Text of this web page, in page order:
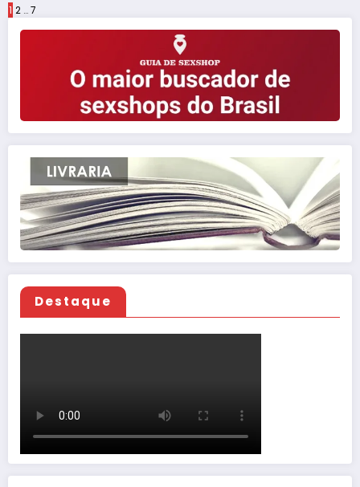
Destaque
Paginação
de
1 2 …7